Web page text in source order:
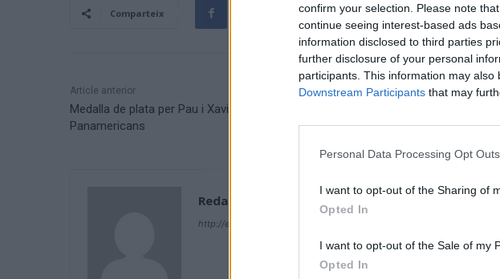
confirm your selection. Please note
continue seeing interest-based ads
information disclosed to third parties
further disclosure of your personal
participants. This information may
Downstream Participants that may
Personal Data Processing Opt Outs
I want to opt-out of the Sharing of
Opted In
I want to opt-out of the Sale of my
Opted In
Comparteix
Article anterior
Medalla de plata per Pau i Xavi Vela als Jocs
Panamericans
Redacció
http://ebresports.cat